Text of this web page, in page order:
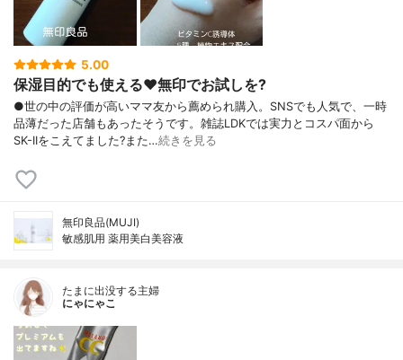
5.00
保湿目的でも使える♥️無印でお試しを?
●世の中の評価が高いママ友から薦められ購入。SNSでも人気で、一時
品薄だった店舗もあったそうです。雑誌LDKでは実力とコスパ面から
SK-IIをこえてました?また…続きを見る
無印良品(MUJI)
敏感肌用 薬用美白美容液
たまに出没する主婦
にゃにゃこ